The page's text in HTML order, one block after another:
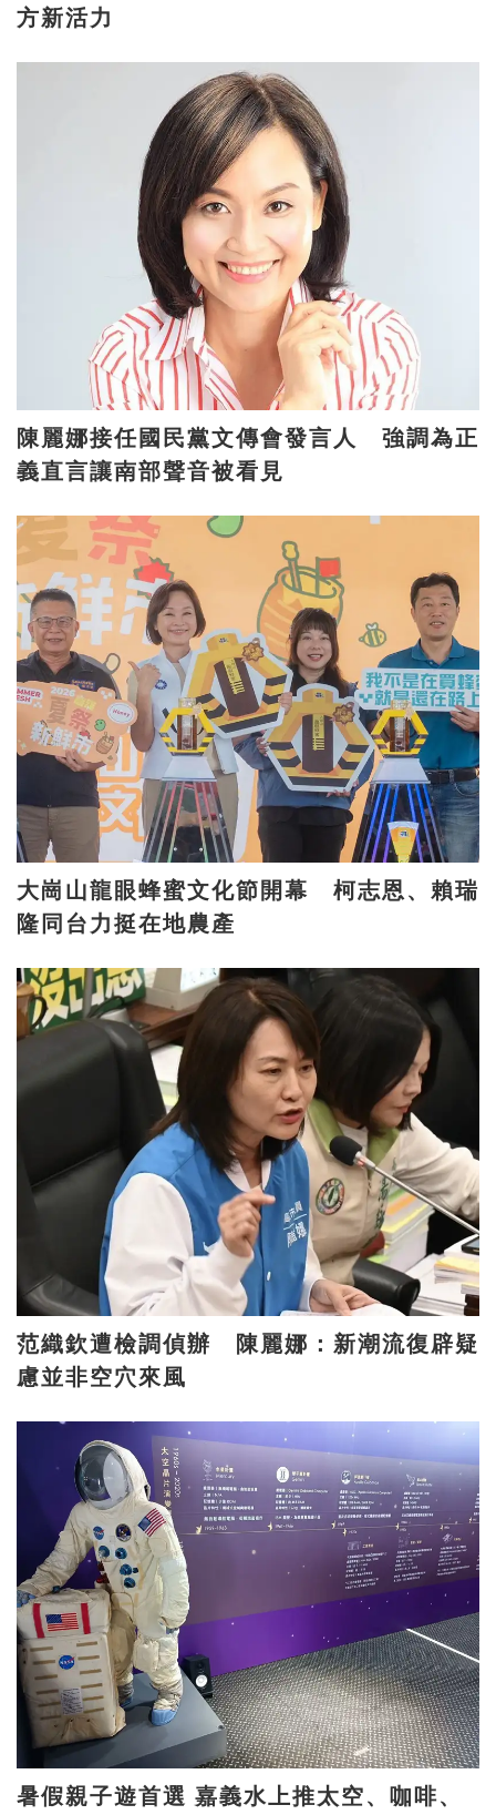
方新活力
陳麗娜接任國民黨文傳會發言人 強調為正
義直言讓南部聲音被看見
大崗山龍眼蜂蜜文化節開幕 柯志恩、賴瑞
隆同台力挺在地農產
范織欽遭檢調偵辦 陳麗娜：新潮流復辟疑
慮並非空穴來風
暑假親子遊首選 嘉義水上推太空、咖啡、